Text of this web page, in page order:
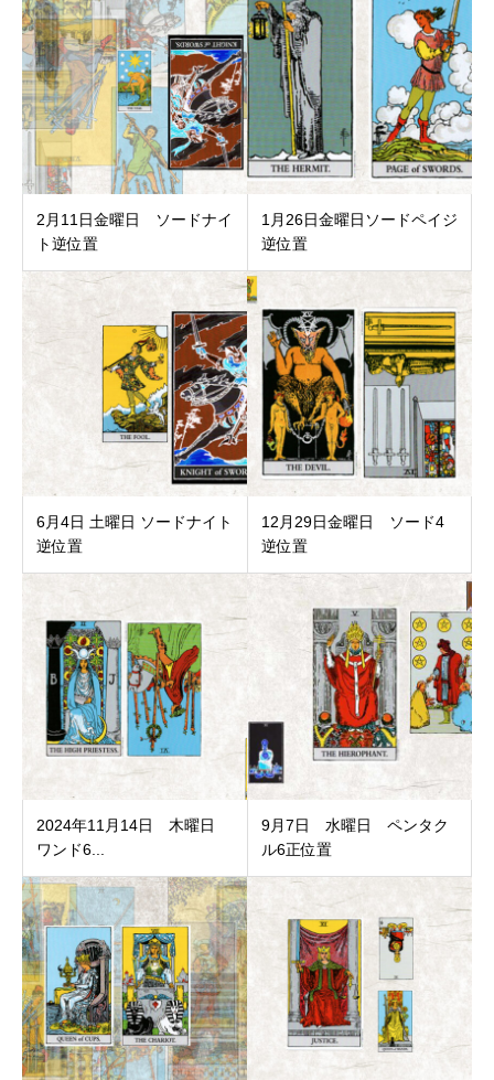
2月11日金曜日 ソードナイ
ト逆位置
1月26日金曜日ソードペイジ
逆位置
6月4日 土曜日 ソードナイト
逆位置
12月29日金曜日 ソード4
逆位置
2024年11月14日 木曜日
ワンド6...
9月7日 水曜日 ペンタク
ル6正位置